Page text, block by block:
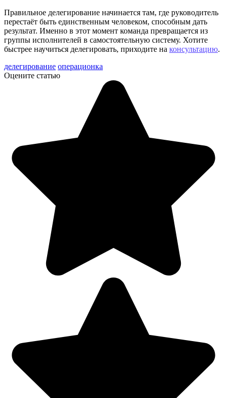
Правильное делегирование начинается там, где руководитель
перестаёт быть единственным человеком, способным дать
результат. Именно в этот момент команда превращается из
группы исполнителей в самостоятельную систему. Хотите
быстрее научиться делегировать, приходите на консультацию.
делегирование операционка
Оцените статью